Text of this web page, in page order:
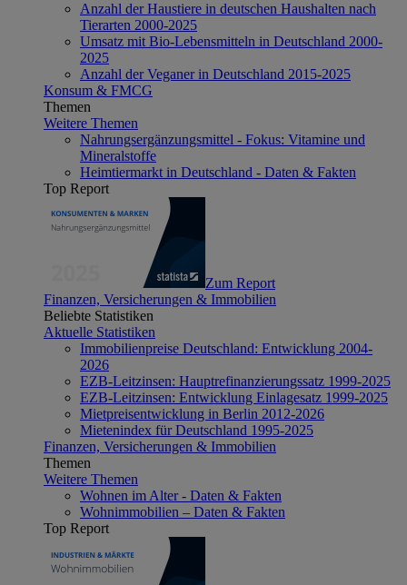
Anzahl der Haustiere in deutschen Haushalten nach
Tierarten 2000-2025
Umsatz mit Bio-Lebensmitteln in Deutschland 2000-
2025
Anzahl der Veganer in Deutschland 2015-2025
Konsum & FMCG
Themen
Weitere Themen
Nahrungsergänzungsmittel - Fokus: Vitamine und
Mineralstoffe
Heimtiermarkt in Deutschland - Daten & Fakten
Top Report
Zum Report
Finanzen, Versicherungen & Immobilien
Beliebte Statistiken
Aktuelle Statistiken
Immobilienpreise Deutschland: Entwicklung 2004-
2026
EZB-Leitzinsen: Hauptrefinanzierungssatz 1999-2025
EZB-Leitzinsen: Entwicklung Einlagesatz 1999-2025
Mietpreisentwicklung in Berlin 2012-2026
Mietenindex für Deutschland 1995-2025
Finanzen, Versicherungen & Immobilien
Themen
Weitere Themen
Wohnen im Alter - Daten & Fakten
Wohnimmobilien – Daten & Fakten
Top Report